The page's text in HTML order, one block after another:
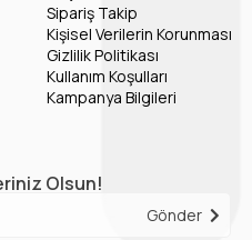
Sipariş Takip
Kişisel Verilerin Korunması
Gizlilik Politikası
Kullanım Koşulları
Kampanya Bilgileri
Olsun!
Gönder